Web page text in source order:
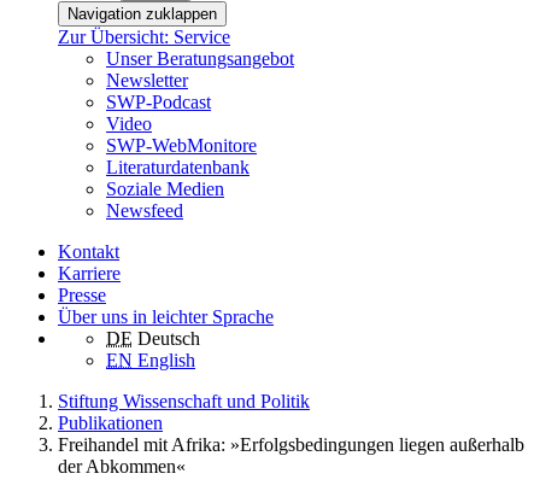
Navigation zuklappen
Zur Übersicht: Service
Unser Beratungsangebot
Newsletter
SWP-Podcast
Video
SWP-WebMonitore
Literaturdatenbank
Soziale Medien
Newsfeed
Kontakt
Karriere
Presse
Über uns in leichter Sprache
DE Deutsch
EN English
Stiftung Wissenschaft und Politik
Publikationen
Freihandel mit Afrika: »Erfolgsbedingungen liegen außerhalb
der Abkommen«